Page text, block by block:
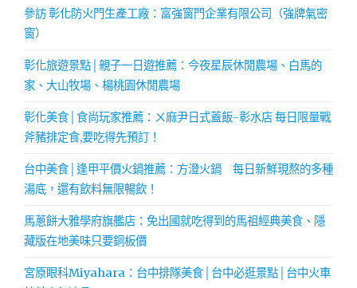
參訪 彰化防火門生產工廠：富強窗門企業有限公司（強牌氣密
窗）
彰化旅遊景點│親子一日遊推薦：今夜星辰休閒農場、白馬的
家、大山牧場、楊桃園休閒農場
彰化美食│食尚玩家推薦：ㄨ麻尹日式蓋飯-彰水店 每日限量戰
斧豬排定食,要吃得先預訂！
台中美食│逢甲平價火鍋推薦：方澄火鍋 每日新鮮現熬的多種
湯底，還有飲料無限暢飲！
馬蔥餅大雅學府旗艦店：免出國就吃得到的馬祖經典美食、隱
藏版在地美味只要銅板價
宮原眼科Miyahara：台中排隊美食│台中必逛景點│台中火車